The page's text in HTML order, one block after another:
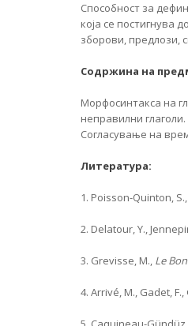
Способност за
која се постигнува
зборови, предлози,
Содржина на
Морфосинтакса на
неправилни
Согласување на
Литература:
1. Poisson-Quinton,
2. Delatour, Y.,
3. Grevisse, M., Le
4. Arrivé, M., Gadet,